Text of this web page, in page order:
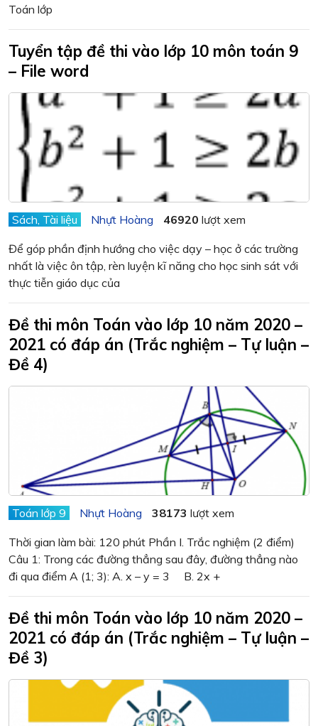
Toán lớp
Tuyển tập đề thi vào lớp 10 môn toán 9
– File word
Sách, Tài liệu Nhựt Hoàng 46920 lượt xem
Để góp phần định hướng cho việc dạy – học ở các trường
nhất là việc ôn tập, rèn luyện kĩ năng cho học sinh sát với
thực tiễn giáo dục của
Đề thi môn Toán vào lớp 10 năm 2020 –
2021 có đáp án (Trắc nghiệm – Tự luận –
Đề 4)
Toán lớp 9 Nhựt Hoàng 38173 lượt xem
Thời gian làm bài: 120 phút Phần I. Trắc nghiệm (2 điểm)
Câu 1: Trong các đường thẳng sau đây, đường thẳng nào
đi qua điểm A (1; 3): A. x – y = 3 B. 2x +
Đề thi môn Toán vào lớp 10 năm 2020 –
2021 có đáp án (Trắc nghiệm – Tự luận –
Đề 3)